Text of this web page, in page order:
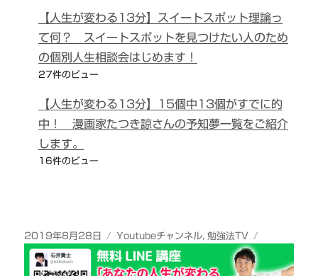
【人生が変わる13分】スイートスポット理論っ
て何？ スイートスポットを見つけたい人のため
の個別人生相談会はじめます！
27件のビュー
【人生が変わる13分】15個中13個がすでに的
中！ 漫画家たつき諒さんの予知夢一覧をご紹介
します。
16件のビュー
投
稿
2019年8月28日
カ
テ
ゴ
Youtubeチャンネル,勉強法TV